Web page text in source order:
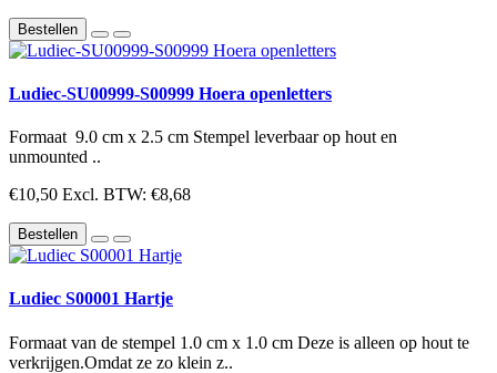
Bestellen
Ludiec-SU00999-S00999 Hoera openletters
Formaat 9.0 cm x 2.5 cm Stempel leverbaar op hout en
unmounted ..
€10,50 Excl. BTW: €8,68
Bestellen
Ludiec S00001 Hartje
Formaat van de stempel 1.0 cm x 1.0 cm Deze is alleen op hout te
verkrijgen.Omdat ze zo klein z..